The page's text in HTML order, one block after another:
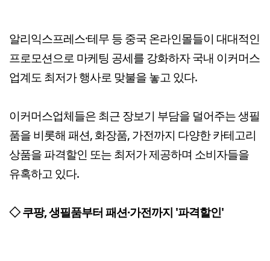
알리익스프레스·테무 등 중국 온라인몰들이 대대적인
프로모션으로 마케팅 공세를 강화하자 국내 이커머스
업계도 최저가 행사로 맞불을 놓고 있다.
이커머스업체들은 최근 장보기 부담을 덜어주는 생필
품을 비롯해 패션, 화장품, 가전까지 다양한 카테고리
상품을 파격할인 또는 최저가 제공하며 소비자들을
유혹하고 있다.
◇ 쿠팡, 생필품부터 패션·가전까지 '파격할인'